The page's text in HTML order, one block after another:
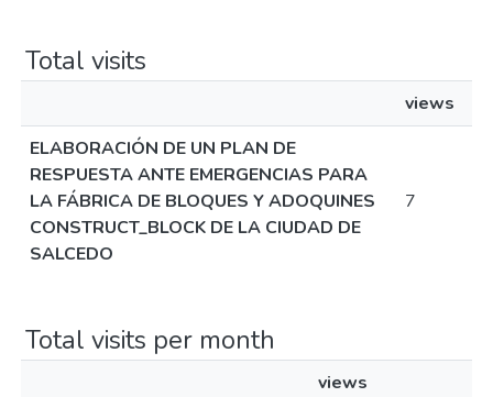
Total visits
views
ELABORACIÓN DE UN PLAN DE
RESPUESTA ANTE EMERGENCIAS PARA
LA FÁBRICA DE BLOQUES Y ADOQUINES
CONSTRUCT_BLOCK DE LA CIUDAD DE
SALCEDO
7
Total visits per month
views